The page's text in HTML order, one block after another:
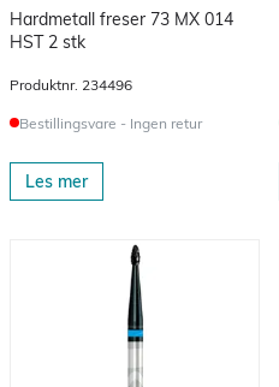
Hardmetall freser 73 MX 014
HST 2 stk
Produktnr. 234496
Bestillingsvare - Ingen retur
Les mer